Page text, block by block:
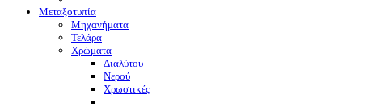
Μεταξοτυπία
Μηχανήματα
Τελάρα
Χρώματα
Διαλύτου
Νερού
Χρωστικές